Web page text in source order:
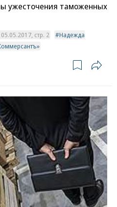
ужесточения таможенных
стр. 2
Надежда